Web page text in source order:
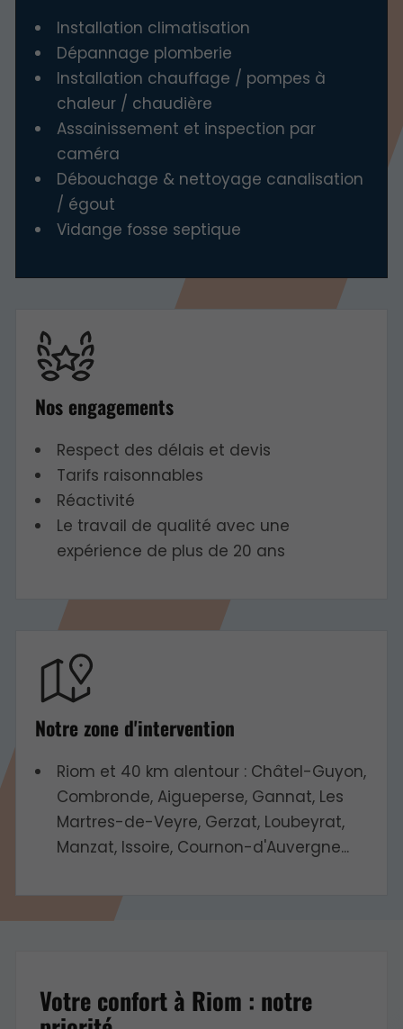
Installation climatisation
Dépannage plomberie
Installation chauffage / pompes à
chaleur / chaudière
Assainissement et inspection par
caméra
Débouchage & nettoyage canalisation
/ égout
Vidange fosse septique
Nos engagements
Respect des délais et devis
Tarifs raisonnables
Réactivité
Le travail de qualité avec une
expérience de plus de 20 ans
Notre zone d'intervention
Riom et 40 km alentour : Châtel-Guyon,
Combronde, Aigueperse, Gannat, Les
Martres-de-Veyre, Gerzat, Loubeyrat,
Manzat, Issoire, Cournon-d'Auvergne...
Votre confort à Riom : notre